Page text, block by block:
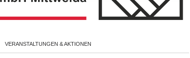
VERANSTALTUNGEN & AKTIONEN